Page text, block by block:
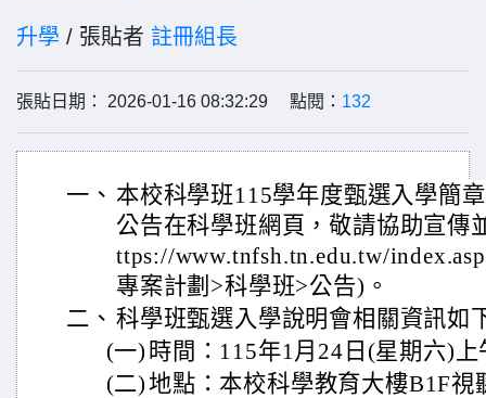
升學 / 張貼者 註冊組長
張貼日期： 2026-01-16 08:32:29 點閱： 132
一、 本校科學班115學年度甄選入學簡
公告在科學班網頁，敬請協助宣傳
ttps://www.tnfsh.tn.edu.tw/
專案計劃>科學班>公告)。
二、 科學班甄選入學說明會相關資訊如
(一) 時間：115年1月24日(星期六)
(二)地點：本校科學教育大樓B1F視